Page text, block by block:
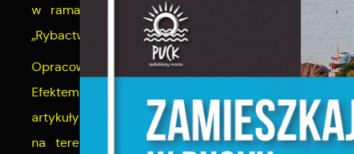
w ramach Priorytetu 4 ” Zwiększenie
„Rybactwo i Morze” stanowi kwotę 20 000 zł,
Opracowanie i przygotowanie książki do druku
Efektem prac będzie około 180 stronicowa
artykuły dotyczące początków Pucka i historii
na terenie miasta.